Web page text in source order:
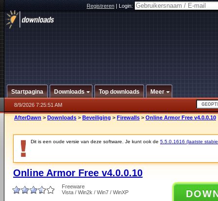
Registreren|Login:
Startpagina Downloads Top downloads Meer
8/9/2026 7:25:51 AM
AfterDawn > Downloads > Beveiliging > Firewalls > Online Armor Free v4.0.0.10
Dit is een oude versie van deze software. Je kunt ook de 5.5.0.1616 (laatste
Online Armor Free v4.0.0.10
Freeware
Vista / Win2k / Win7 / WinXP